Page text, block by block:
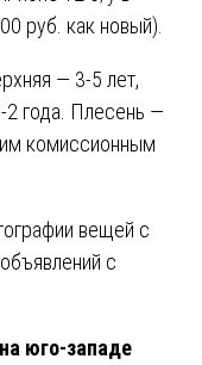
руб. как новый).
— 3-5 лет,
2 года. Плесень —
комиссионным
вещей с
с
юго-западе